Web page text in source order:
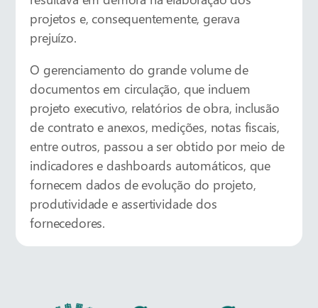
projetos e, consequentemente, gerava
prejuízo.
O gerenciamento do grande volume de
documentos em circulação, que incluem
projeto executivo, relatórios de obra, inclusão
de contrato e anexos, medições, notas fiscais,
entre outros, passou a ser obtido por meio de
indicadores e dashboards automáticos, que
fornecem dados de evolução do projeto,
produtividade e assertividade dos
fornecedores.